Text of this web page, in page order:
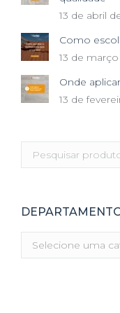
13 de abril
Como
13 de
Onde
13 de
Selecione uma